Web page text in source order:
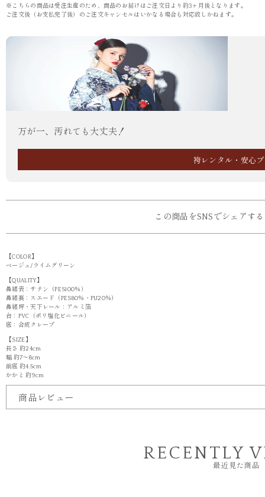
※こちらの商品は受注生産のため、商品のお届けはご注文日より約3ヶ月後となります。
ご注文後（お支払完了後）のご注文キャンセルはいかなる場合も対応致しかねます。
万が一、汚れても大丈夫！
袴レンタル・安心
この商品をSNSでシェアする
【COLOR】
ベージュ/ライムグリーン
【QUALITY】
鼻緒表：サテン（PES100％）
鼻緒裏：スエード（PES80％・PU20％）
鼻緒坪・天下レール：アルミ箔
台：PVC（ポリ塩化ビニール）
底：合成クレープ
【SIZE】
長さ 約24cm
幅 約7～8cm
前底 約4.5cm
かかと 約9cm
商品レビュー
RECENTLY
最近見た商品